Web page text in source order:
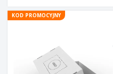
KOD PROMOCYJNY